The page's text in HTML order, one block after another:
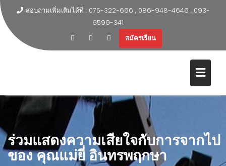
สอบถามเพิ่มเติมได้ที่ : 075-322-666 , 086-948-4646 , 093-
6599-341
สมัครเรียน
ร่วมแสดงความเสียใจกับการจากไป
ของ คุณแม่ยี่ อินทรพฤกษา